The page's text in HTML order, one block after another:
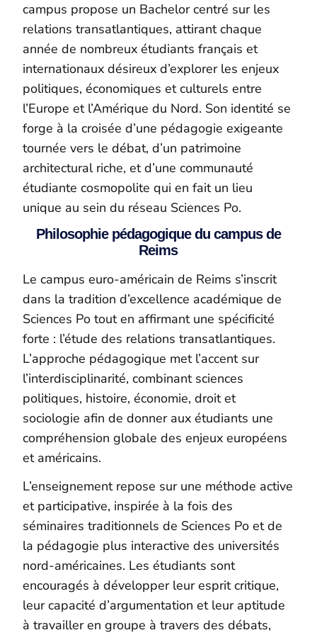
campus propose un Bachelor centré sur les
relations transatlantiques, attirant chaque
année de nombreux étudiants français et
internationaux désireux d’explorer les enjeux
politiques, économiques et culturels entre
l’Europe et l’Amérique du Nord. Son identité se
forge à la croisée d’une pédagogie exigeante
tournée vers le débat, d’un patrimoine
architectural riche, et d’une communauté
étudiante cosmopolite qui en fait un lieu
unique au sein du réseau Sciences Po.
Philosophie pédagogique du campus de
Reims
Le campus euro-américain de Reims s’inscrit
dans la tradition d’excellence académique de
Sciences Po tout en affirmant une spécificité
forte : l’étude des relations transatlantiques.
L’approche pédagogique met l’accent sur
l’interdisciplinarité, combinant sciences
politiques, histoire, économie, droit et
sociologie afin de donner aux étudiants une
compréhension globale des enjeux européens
et américains.
L’enseignement repose sur une méthode active
et participative, inspirée à la fois des
séminaires traditionnels de Sciences Po et de
la pédagogie plus interactive des universités
nord-américaines. Les étudiants sont
encouragés à développer leur esprit critique,
leur capacité d’argumentation et leur aptitude
à travailler en groupe à travers des débats,